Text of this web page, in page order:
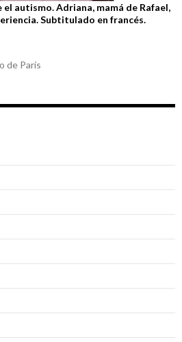
el autismo. Adriana, mamá de Rafael,
Subtitulado en francés.
de Paris